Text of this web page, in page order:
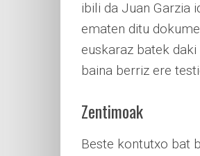
ibili da Juan Garzia
ematen ditu
euskaraz batek
baina berriz ere
Zentimoak
Beste kontutxo bat